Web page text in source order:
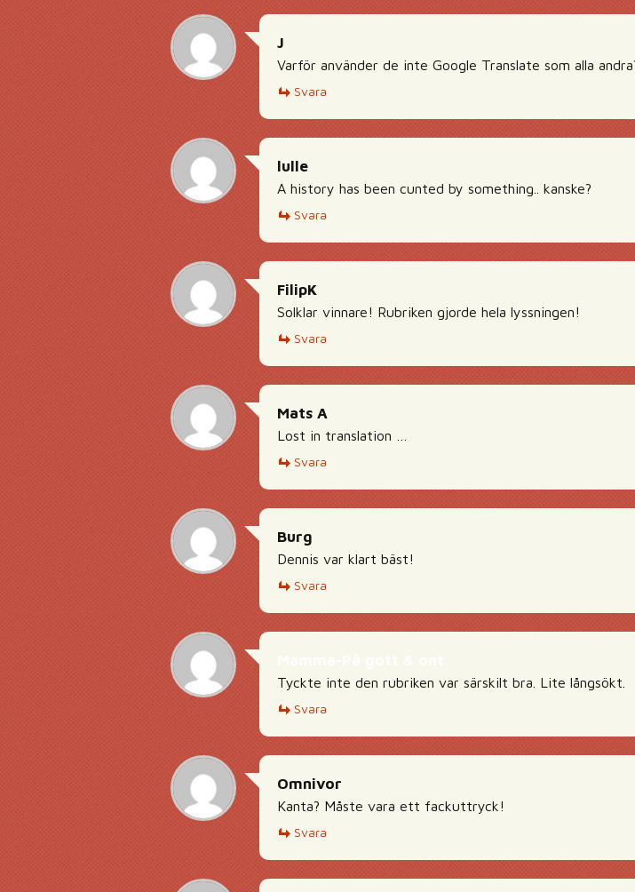
J
Varför använder de inte Google Translate som alla
Svara
lulle
A history has been cunted by something.. kanske?
Svara
FilipK
Solklar vinnare! Rubriken gjorde hela lyssningen!
Svara
Mats A
Lost in translation …
Svara
Burg
Dennis var klart bäst!
Svara
Tyckte inte den rubriken var särskilt bra. Lite långsökt.
Svara
Omnivor
Kanta? Måste vara ett fackuttryck!
Svara